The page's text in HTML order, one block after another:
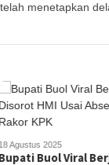
menetapkan
Agustus 2025